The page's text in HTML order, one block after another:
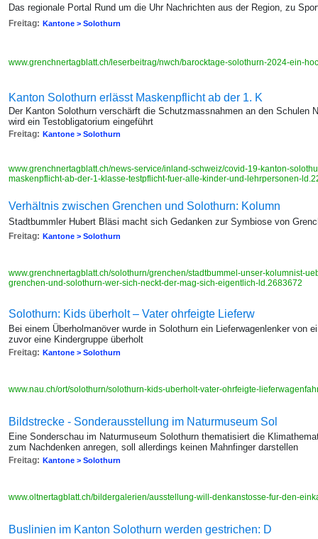
Das regionale Portal Rund um die Uhr Nachrichten aus der Region, zu
Freitag: Kantone > Solothurn
www.grenchnertagblatt.ch/leserbeitrag/nwch/barocktage-solothurn-2024-ein-
Kanton Solothurn erlässt Maskenpflicht ab der 1. K
Der Kanton Solothurn verschärft die Schutzmassnahmen an den Schulen
wird ein Testobligatorium eingeführt
Freitag: Kantone > Solothurn
www.grenchnertagblatt.ch/news-service/inland-schweiz/covid-19-kanton-
maskenpflicht-ab-der-1-klasse-testpflicht-fuer-alle-kinder-und-lehrpersonen-
Verhältnis zwischen Grenchen und Solothurn: Kolumn
Stadtbummler Hubert Bläsi macht sich Gedanken zur Symbiose von
Freitag: Kantone > Solothurn
www.grenchnertagblatt.ch/solothurn/grenchen/stadtbummel-unser-kolumnist-
grenchen-und-solothurn-wer-sich-neckt-der-mag-sich-eigentlich-ld.2683672
Solothurn: Kids überholt – Vater ohrfeigte Lieferw
Bei einem Überholmanöver wurde in Solothurn ein Lieferwagenlenker von
zuvor eine Kindergruppe überholt
Freitag: Kantone > Solothurn
www.nau.ch/ort/solothurn/solothurn-kids-uberholt-vater-ohrfeigte-
Bildstrecke - Sonderausstellung im Naturmuseum Sol
Eine Sonderschau im Naturmuseum Solothurn thematisiert die
zum Nachdenken anregen, soll allerdings keinen Mahnfinger darstellen
Freitag: Kantone > Solothurn
www.oltnertagblatt.ch/bildergalerien/ausstellung-will-denkanstosse-fur-den-
Buslinien im Kanton Solothurn werden gestrichen: D